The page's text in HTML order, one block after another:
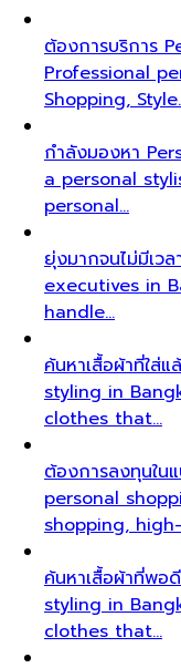
ต้องการบริการ
Professional
Shopping,
กำลังมองหา
a personal
personal…
ยุ่งมากจนไม่มีเว
executives in
handle…
ค้นหาเสื้อผ้าที่ใส่
styling in
clothes that…
ต้องการลงทุนในแ
personal
shopping,
ค้นหาเสื้อผ้าที่พอ
styling in
clothes that…